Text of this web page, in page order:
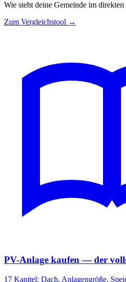
Wie steht deine Gemeinde im
Zum Vergleichstool →
PV-Anlage kaufen — der
17 Kapitel: Dach, Anlagengröße,